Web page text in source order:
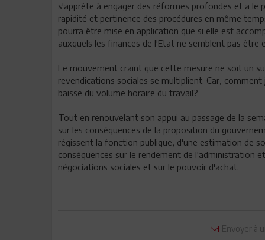
s'apprête à engager des réformes profondes et a
rapidité et pertinence des procédures en même
pourra être mise en application que si elle est
auxquels les finances de l'Etat ne semblent pas être
Le mouvement craint que cette mesure ne soit un
revendications sociales se multiplient. Car,
baisse du volume horaire du travail?
Tout en renouvelant son appui au passage de la
sur les conséquences de la proposition du
régissent la fonction publique, d'une estimation de
conséquences sur le rendement de l'administration
négociations sociales et sur le pouvoir d'achat.
Envoyer à